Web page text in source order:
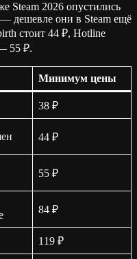
Steam 2026 опустились
дешевле они в Steam ещё
стоит 44 ₽, Hotline
55 ₽.
Минимум цены
38 ₽
44 ₽
55 ₽
84 ₽
119 ₽